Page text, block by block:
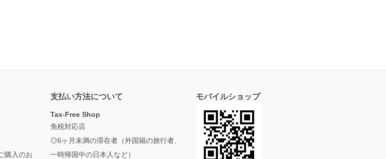
購入のお
支払い方法について
Tax-Free Shop
免税対応店
◎6ヶ月未満の滞在者（外国籍の旅行者、
一時帰国中の日本人など）
モバイルショップ